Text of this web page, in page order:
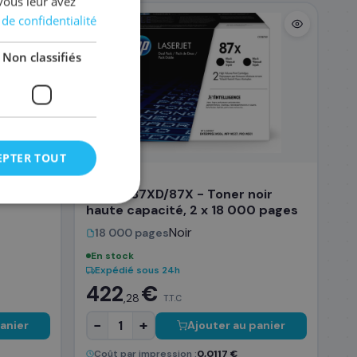
⬡ ORIGINALE
HP
HP CF287XD/87X - Toner noir
haute capacité, 2 x 18 000 pages
18 000 pagesNoir
En stock
Expédié sous 24h
422,28 € T.T.C
− + Ajouter au panier
Coût par impression :0,0117 €
confidentialité
Non classifiés
TOUT